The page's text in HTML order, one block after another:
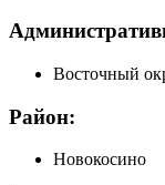
Восточный
Район:
Новокосино